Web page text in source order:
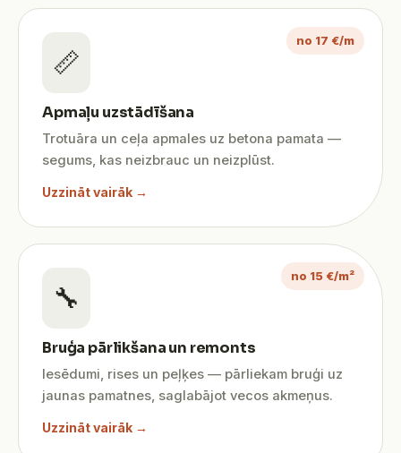
no 17 €/m
📏
Apmaļu uzstādīšana
Trotuāra un ceļa apmales uz betona pamata —
segums, kas neizbrauc un neizplūst.
Uzzināt vairāk →
no 15 €/m²
🔧
Bruģa pārlikšana un remonts
Iesēdumi, rises un peļķes — pārliekam bruģi uz
jaunas pamatnes, saglabājot vecos akmeņus.
Uzzināt vairāk →